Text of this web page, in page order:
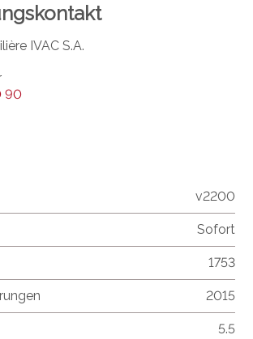
IVAC S.A.
90
v2200
Sofort
1753
2015
5.5